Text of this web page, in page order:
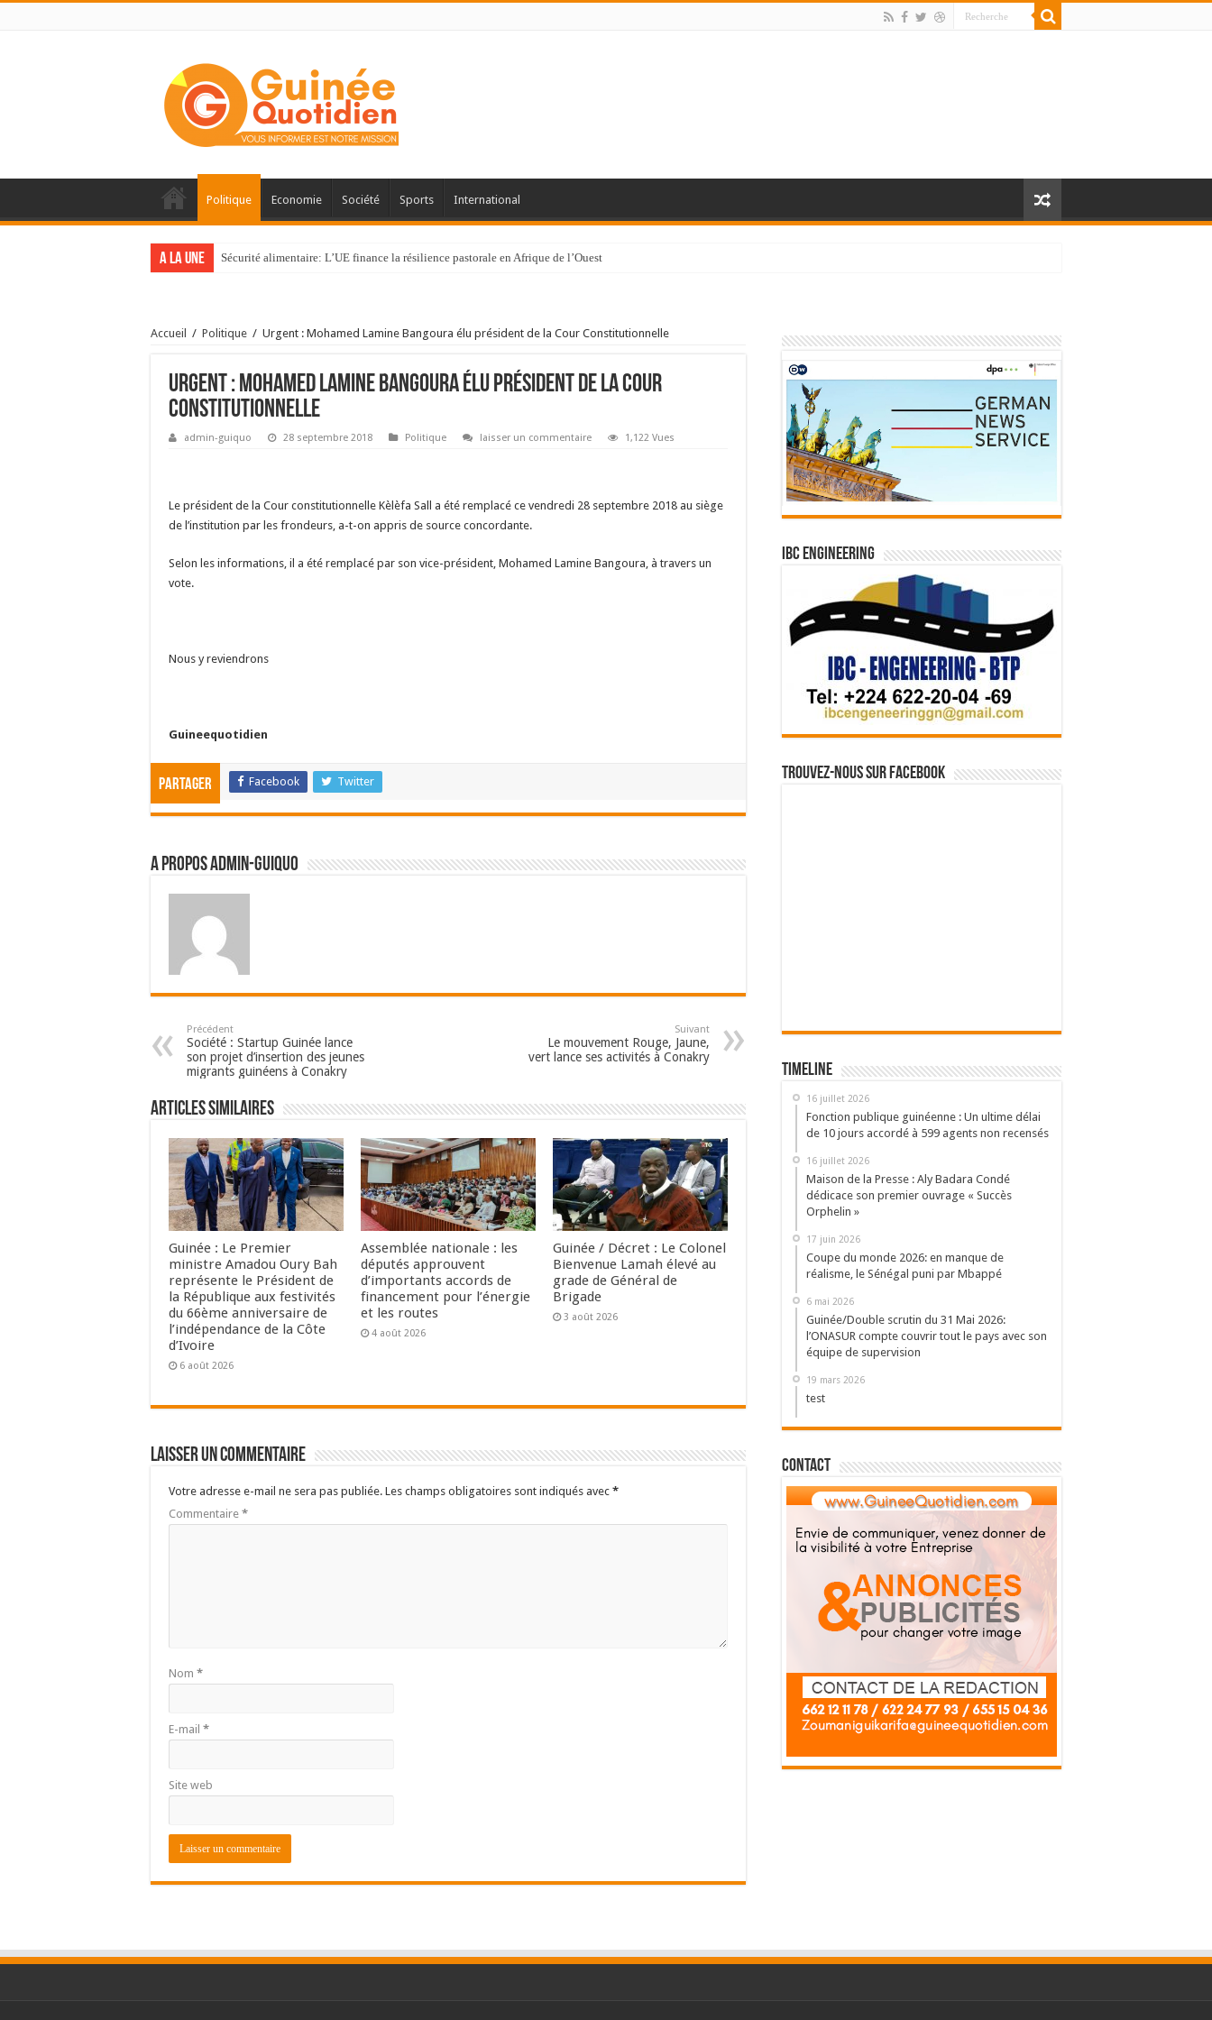
Politique Economie Société Sports International
A la une Sécurité alimentaire: L’UE finance la résilience pastorale en Afrique de l’Ouest
Accueil / Politique / Urgent : Mohamed Lamine Bangoura élu président de la Cour Constitutionnelle
Urgent : Mohamed Lamine Bangoura élu président de la Cour
Constitutionnelle
admin-guiquo 28 septembre 2018 Politique laisser un commentaire 1,122 Vues
Le président de la Cour constitutionnelle Kèlèfa Sall a été remplacé ce vendredi 28 septembre 2018 au siège
de l’institution par les frondeurs, a-t-on appris de source concordante.
Selon les informations, il a été remplacé par son vice-président, Mohamed Lamine Bangoura, à travers un
vote.
Nous y reviendrons
Guineequotidien
Partager Facebook Twitter
A propos admin-guiquo
Précédent
Société : Startup Guinée lance
son projet d’insertion des jeunes
migrants guinéens à Conakry
Suivant
Le mouvement Rouge, Jaune,
vert lance ses activités à Conakry
Articles Similaires
Guinée : Le Premier
ministre Amadou Oury Bah
représente le Président de
la République aux festivités
du 66ème anniversaire de
l’indépendance de la Côte
d’Ivoire
6 août 2026
Assemblée nationale : les
députés approuvent
d’importants accords de
financement pour l’énergie
et les routes
4 août 2026
Guinée / Décret : Le Colonel
Bienvenue Lamah élevé au
grade de Général de
Brigade
3 août 2026
Laisser un commentaire
Votre adresse e-mail ne sera pas publiée. Les champs obligatoires sont indiqués avec *
Commentaire *
Nom *
E-mail *
Site web
IBC Engineering
Trouvez-nous sur Facebook
Timeline
16 juillet 2026
Fonction publique guinéenne : Un ultime délai
de 10 jours accordé à 599 agents non recensés
16 juillet 2026
Maison de la Presse : Aly Badara Condé
dédicace son premier ouvrage « Succès
Orphelin »
17 juin 2026
Coupe du monde 2026: en manque de
réalisme, le Sénégal puni par Mbappé
6 mai 2026
Guinée/Double scrutin du 31 Mai 2026:
l’ONASUR compte couvrir tout le pays avec son
équipe de supervision
19 mars 2026
test
Contact